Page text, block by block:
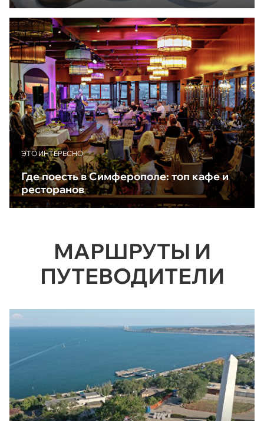
ЭТО ИНТЕРЕСНО
Где поесть в Симферополе: топ кафе и
ресторанов
МАРШРУТЫ И
ПУТЕВОДИТЕЛИ